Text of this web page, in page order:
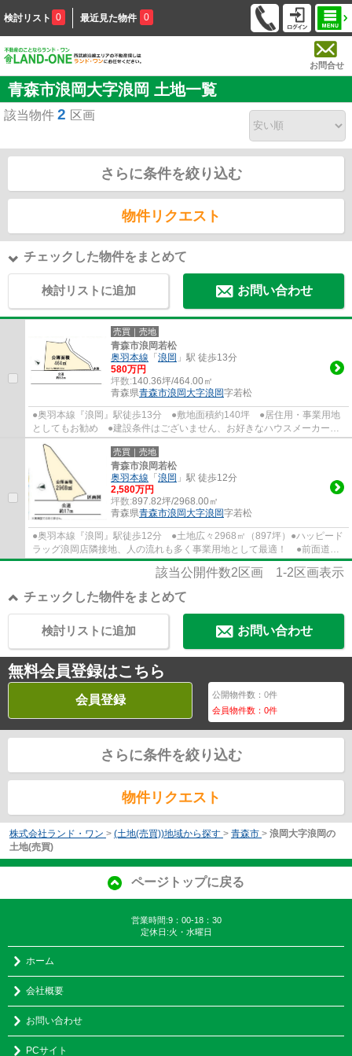
検討リスト 0 最近見た物件 0
お問合せ
青森市浪岡大字浪岡 土地一覧
該当物件 2 区画
さらに条件を絞り込む
物件リクエスト
チェックした物件をまとめて
検討リストに追加 お問い合わせ
売買｜売地
青森市浪岡若松
奥羽本線 「 浪岡 」駅 徒歩13分
580万円
坪数:140.36坪/464.00㎡
青森県青森市浪岡大字浪岡字若松
●奥羽本線『浪岡』駅徒歩13分 ●敷地面積約140坪 ●居住用・事業用地
としてもお勧め ●建設条件はございません、お好きなハウスメーカーで
建築できます ●前面道路9.3ｍ公道 「資料...
売買｜売地
青森市浪岡若松
奥羽本線 「 浪岡 」駅 徒歩12分
2,580万円
坪数:897.82坪/2968.00㎡
青森県青森市浪岡大字浪岡字若松
●奥羽本線『浪岡』駅徒歩12分 ●土地広々2968㎡（897坪）●ハッピード
ラッグ浪岡店隣接地、人の流れも多く事業用地として最適！ ●前面道路
17ｍ公道 ●建築条件はございません、お好き...
該当公開件数2区画 1-2区画表示
チェックした物件をまとめて
お問い合わせ
検討リストに追加
無料会員登録はこちら
会員登録 公開物件数：0件
会員物件数：0件
さらに条件を絞り込む
物件リクエスト
株式会社ランド・ワン > (土地(売買))地域から探す > 青森市 > 浪岡大字浪岡の
土地(売買)
ページトップに戻る
営業時間:9：00-18：30
定休日:火・水曜日
ホーム
会社概要
お問い合わせ
PCサイト